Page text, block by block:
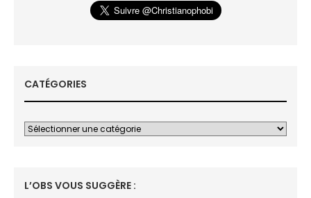
CATÉGORIES
L’OBS VOUS SUGGÈRE :